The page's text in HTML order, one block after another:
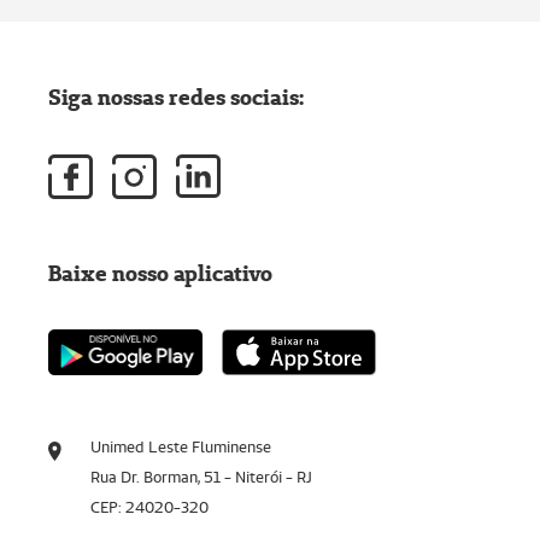
Unimed Leste Fluminense
Rua Dr. Borman, 51 - Niterói - RJ
CEP: 24020-320
Siga nossas redes sociais:
Baixe nosso aplicativo